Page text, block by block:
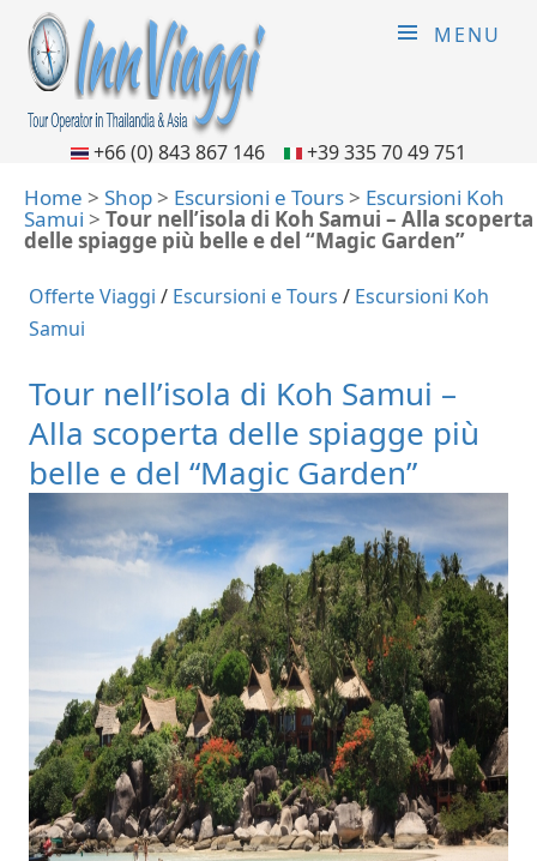
MENU
+66 (0) 843 867 146 +39 335 70 49 751
Home > Shop> Escursioni e Tours> Escursioni Koh
Samui > Tour nell’isola di Koh Samui – Alla scoperta
delle spiagge più belle e del “Magic Garden”
Offerte Viaggi / Escursioni e Tours / Escursioni Koh
Samui
Tour nell’isola di Koh Samui –
Alla scoperta delle spiagge più
belle e del “Magic Garden”